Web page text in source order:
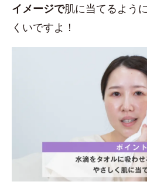
イメージで肌に当てるよう
くいですよ！